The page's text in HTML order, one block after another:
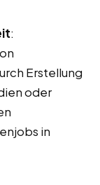
:
Erstellung
oder
in